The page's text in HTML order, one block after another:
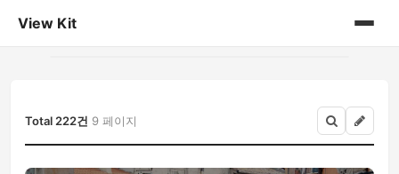
View Kit
게시판
Total 222건 9 페이지